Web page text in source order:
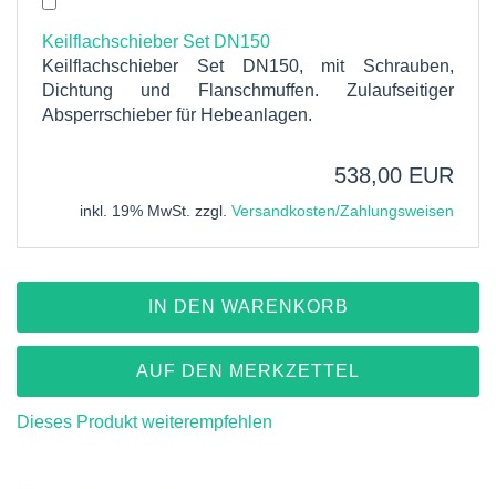
Keilflachschieber Set DN150
Keilflachschieber Set DN150, mit Schrauben,
Dichtung und Flanschmuffen. Zulaufseitiger
Absperrschieber für Hebeanlagen.
538,00 EUR
inkl. 19% MwSt. zzgl. Versandkosten/Zahlungsweisen
IN DEN WARENKORB
AUF DEN MERKZETTEL
Dieses Produkt weiterempfehlen